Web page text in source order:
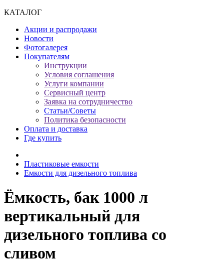
КАТАЛОГ
Акции и распродажи
Новости
Фотогалерея
Покупателям
Инструкции
Условия соглашения
Услуги компании
Сервисный центр
Заявка на сотрудничество
Статьи/Советы
Политика безопасности
Оплата и доставка
Где купить
Пластиковые емкости
Емкости для дизельного топлива
Ёмкость, бак 1000 л
вертикальный для
дизельного топлива со
сливом